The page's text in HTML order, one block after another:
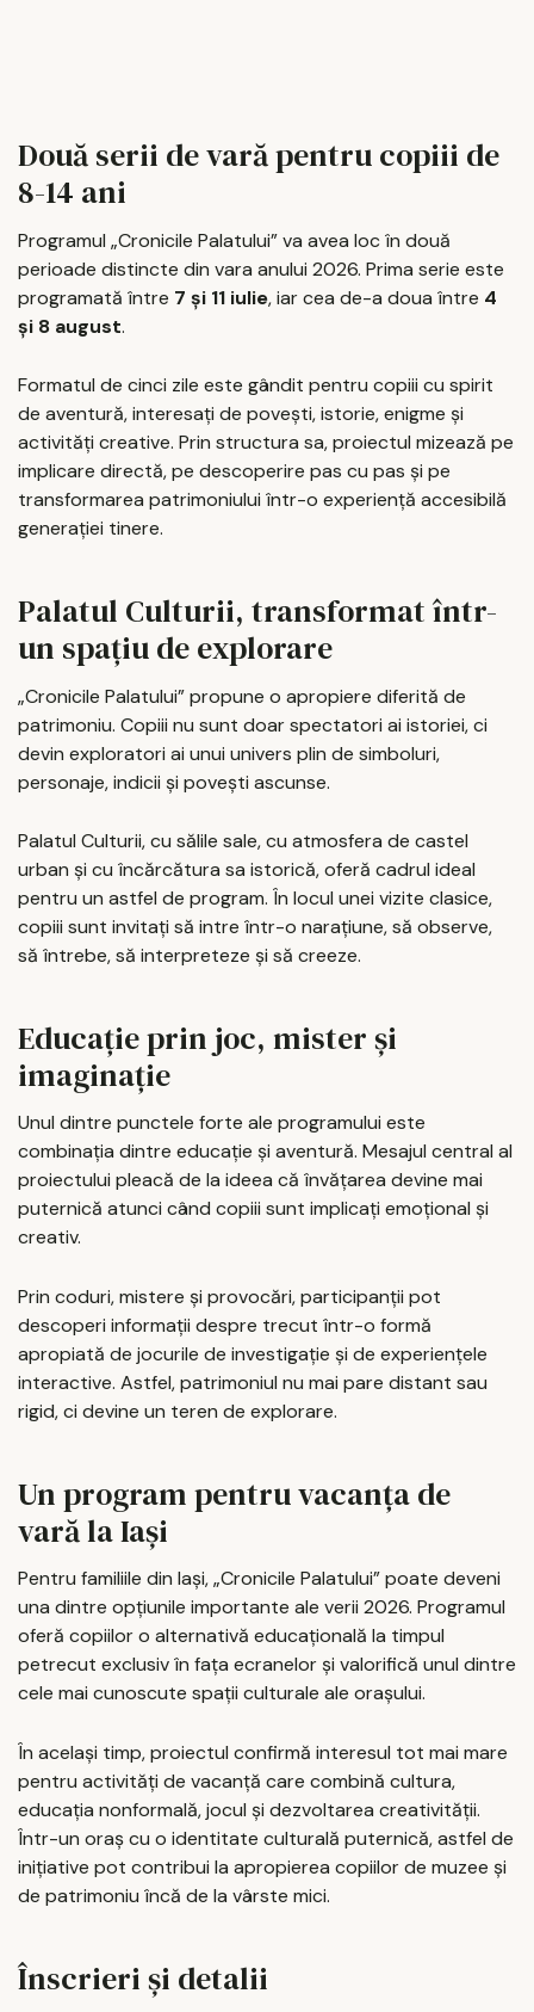
Două serii de vară pentru copiii de
8-14 ani
Programul „Cronicile Palatului” va avea loc în două
perioade distincte din vara anului 2026. Prima serie este
programată între 7 și 11 iulie, iar cea de-a doua între 4
și 8 august.
Formatul de cinci zile este gândit pentru copiii cu spirit
de aventură, interesați de povești, istorie, enigme și
activități creative. Prin structura sa, proiectul mizează pe
implicare directă, pe descoperire pas cu pas și pe
transformarea patrimoniului într-o experiență accesibilă
generației tinere.
Palatul Culturii, transformat într-
un spațiu de explorare
„Cronicile Palatului” propune o apropiere diferită de
patrimoniu. Copiii nu sunt doar spectatori ai istoriei, ci
devin exploratori ai unui univers plin de simboluri,
personaje, indicii și povești ascunse.
Palatul Culturii, cu sălile sale, cu atmosfera de castel
urban și cu încărcătura sa istorică, oferă cadrul ideal
pentru un astfel de program. În locul unei vizite clasice,
copiii sunt invitați să intre într-o narațiune, să observe,
să întrebe, să interpreteze și să creeze.
Educație prin joc, mister și
imaginație
Unul dintre punctele forte ale programului este
combinația dintre educație și aventură. Mesajul central al
proiectului pleacă de la ideea că învățarea devine mai
puternică atunci când copiii sunt implicați emoțional și
creativ.
Prin coduri, mistere și provocări, participanții pot
descoperi informații despre trecut într-o formă
apropiată de jocurile de investigație și de experiențele
interactive. Astfel, patrimoniul nu mai pare distant sau
rigid, ci devine un teren de explorare.
Un program pentru vacanța de
vară la Iași
Pentru familiile din Iași, „Cronicile Palatului” poate deveni
una dintre opțiunile importante ale verii 2026. Programul
oferă copiilor o alternativă educațională la timpul
petrecut exclusiv în fața ecranelor și valorifică unul dintre
cele mai cunoscute spații culturale ale orașului.
În același timp, proiectul confirmă interesul tot mai mare
pentru activități de vacanță care combină cultura,
educația nonformală, jocul și dezvoltarea creativității.
Într-un oraș cu o identitate culturală puternică, astfel de
inițiative pot contribui la apropierea copiilor de muzee și
de patrimoniu încă de la vârste mici.
Înscrieri și detalii